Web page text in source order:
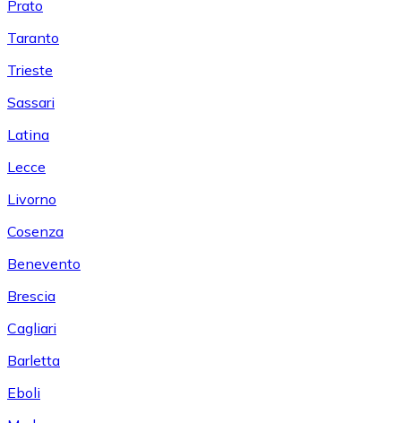
Prato
Taranto
Trieste
Sassari
Latina
Lecce
Livorno
Cosenza
Benevento
Brescia
Cagliari
Barletta
Eboli